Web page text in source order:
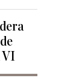
VI